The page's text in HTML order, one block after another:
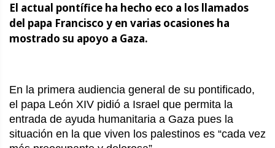
El actual pontífice ha hecho eco a los llamados
del papa Francisco y en varias ocasiones ha
mostrado su apoyo a Gaza.
En la primera audiencia general de su pontificado,
el papa León XIV pidió a Israel que permita la
entrada de ayuda humanitaria a Gaza pues la
situación en la que viven los palestinos es “cada vez